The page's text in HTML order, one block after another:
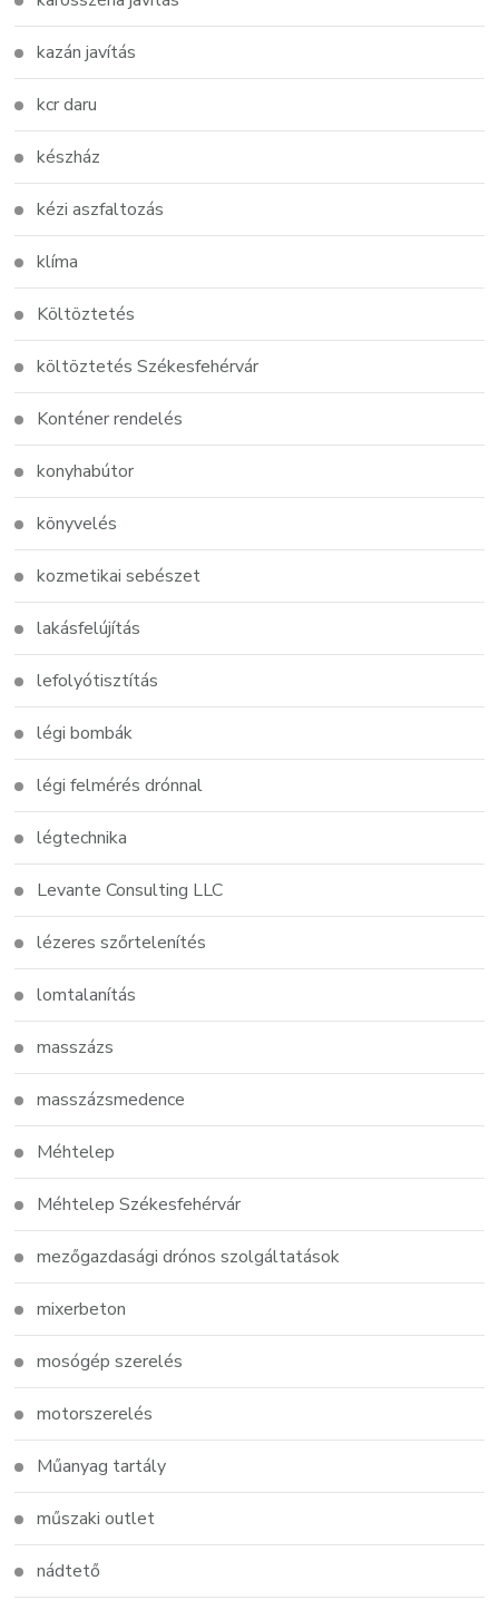
kazán javítás
kcr daru
készház
kézi aszfaltozás
klíma
Költöztetés
költöztetés Székesfehérvár
Konténer rendelés
konyhabútor
könyvelés
kozmetikai sebészet
lakásfelújítás
lefolyótisztítás
légi bombák
légi felmérés drónnal
légtechnika
Levante Consulting LLC
lézeres szőrtelenítés
lomtalanítás
masszázs
masszázsmedence
Méhtelep
Méhtelep Székesfehérvár
mezőgazdasági drónos szolgáltatások
mixerbeton
mosógép szerelés
motorszerelés
Műanyag tartály
műszaki outlet
nádtető